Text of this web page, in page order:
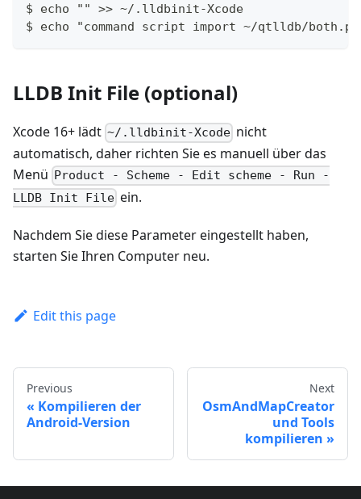
$ echo "" >> ~/.lldbinit-Xcode
$ echo "command script import ~/qtlldb/
LLDB Init File (optional)
Xcode 16+ lädt ~/.lldbinit-Xcode nicht
automatisch, daher richten Sie es manuell über das
Menü Product - Scheme - Edit scheme - Run -
LLDB Init File ein.
Nachdem Sie diese Parameter eingestellt haben,
starten Sie Ihren Computer neu.
Edit this page
Previous
Kompilieren der
Android-Version
Next
OsmAndMapCreator
und Tools
kompilieren